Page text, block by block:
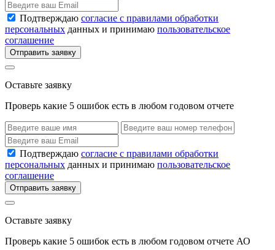
Подтверждаю согласие с правилами обработки
персональных данных и принимаю пользовательское
соглашение
Отправить заявку
Оставьте заявку
Проверь какие 5 ошибок есть в любом годовом отчете
Подтверждаю согласие с правилами обработки
персональных данных и принимаю пользовательское
соглашение
Отправить заявку
Оставьте заявку
Проверь какие 5 ошибок есть в любом годовом отчете АО